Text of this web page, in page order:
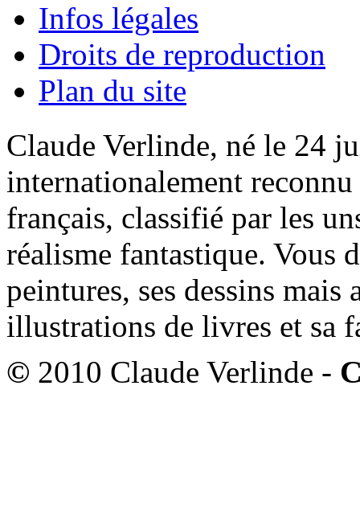
Infos légales
Droits de reproduction
Plan du site
Claude Verlinde, né le 24
internationalement
français, classifié par les
réalisme fantastique. Vous
peintures, ses dessins mais
illustrations de livres et sa
© 2010 Claude Verlinde -